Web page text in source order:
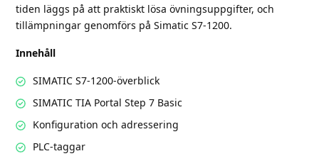
tiden läggs på att praktiskt lösa övningsuppgifter, och
tillämpningar genomförs på Simatic S7-1200.
Innehåll
SIMATIC S7-1200-överblick
SIMATIC TIA Portal Step 7 Basic
Konfiguration och adressering
PLC-taggar